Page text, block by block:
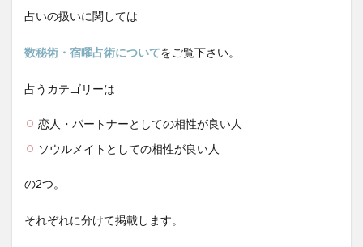
占いの扱いに関しては
数秘術・宿曜占術についてをご覧下さい。
占うカテゴリーは
恋人・パートナーとしての相性が良い人
ソウルメイトとしての相性が良い人
の2つ。
それぞれに分けて掲載します。